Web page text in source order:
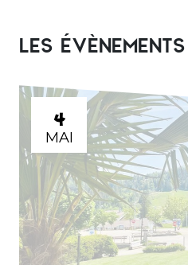
LES ÉVÈNEMENTS
4
MAI